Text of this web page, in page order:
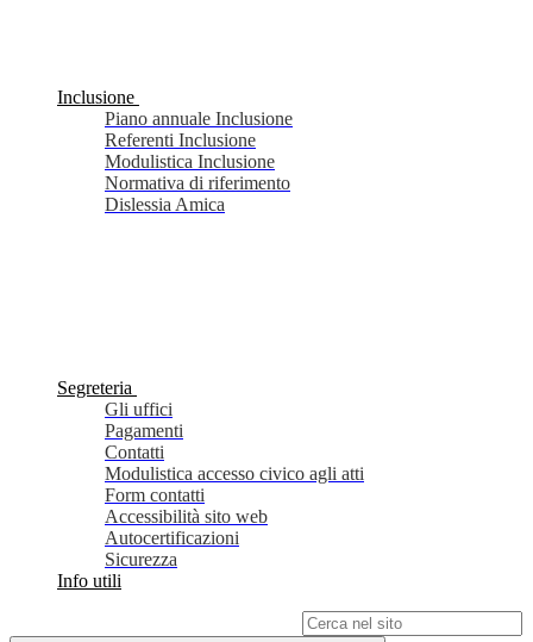
Inclusione
Piano annuale Inclusione
Referenti Inclusione
Modulistica Inclusione
Normativa di riferimento
Dislessia Amica
Segreteria
Gli uffici
Pagamenti
Contatti
Modulistica accesso civico agli atti
Form contatti
Accessibilità sito web
Autocertificazioni
Sicurezza
Info utili